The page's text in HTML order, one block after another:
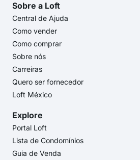
Sobre a Loft
Central de Ajuda
Como vender
Como comprar
Sobre nós
Carreiras
Quero ser fornecedor
Loft México
Explore
Portal Loft
Lista de Condomínios
Guia de Venda